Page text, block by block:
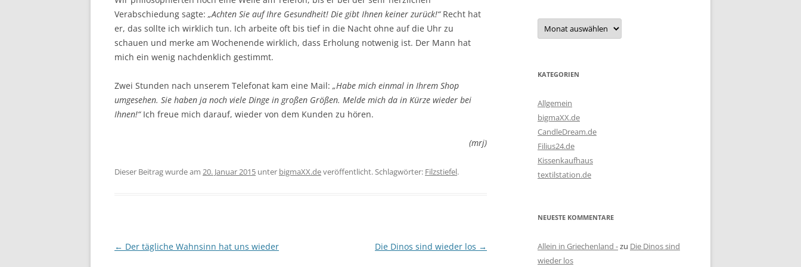
Verabschiedung sagte: „Achten Sie auf Ihre Gesundheit! Die gibt Ihnen keiner zurück!“Recht hat
er, das sollte ich wirklich tun. Ich arbeite oft bis tief in die Nacht ohne auf die Uhr zu
schauen und merke am Wochenende wirklich, dass Erholung notwenig ist. Der Mann hat
mich ein wenig nachdenklich gestimmt.
Zwei Stunden nach unserem Telefonat kam eine Mail: „Habe mich einmal in Ihrem Shop
umgesehen. Sie haben ja noch viele Dinge in großen Größen. Melde mich da in Kürze wieder bei
Ihnen!“Ich freue mich darauf, wieder von dem Kunden zu hören.
(mrj)
Dieser Beitrag wurde am 20. Januar 2015 unter bigmaXX.deveröffentlicht. Schlagwörter: Filzstiefel.
Beitragsnavigation
← Der tägliche Wahnsinn hat uns wieder Die Dinos sind wieder los →
Archiv
KATEGORIEN
Allgemein
bigmaXX.de
CandleDream.de
Filius24.de
Kissenkaufhaus
textilstation.de
NEUESTE KOMMENTARE
Allein in Griechenland -zu Die Dinos sind
wieder los